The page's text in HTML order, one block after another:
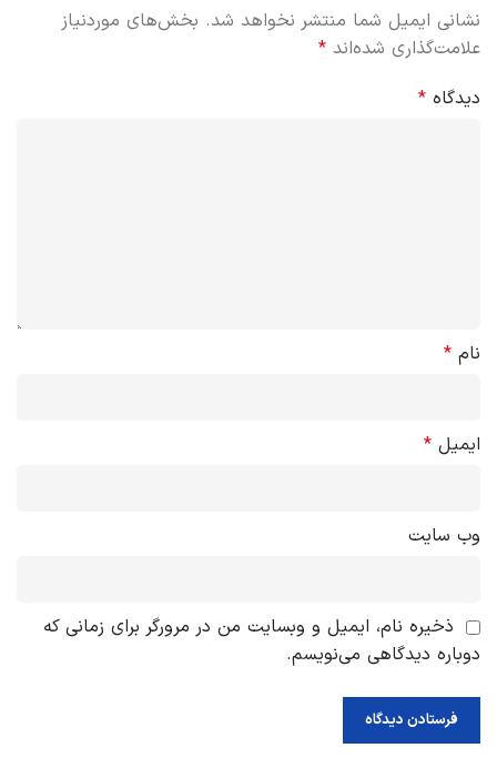
نشانی ایمیل شما منتشر نخواهد شد. بخش‌های موردنیاز
علامت‌گذاری شده‌اند *
دیدگاه *
نام *
ایمیل *
وب‌ سایت
ذخیره نام، ایمیل و وبسایت من در مرورگر برای زمانی که
دوباره دیدگاهی می‌نویسم.